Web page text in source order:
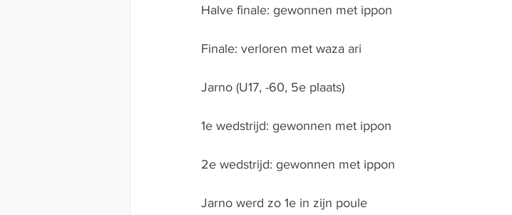
Halve finale: gewonnen met ippon
Finale: verloren met waza ari
Jarno (U17, -60, 5e plaats)
1e wedstrijd: gewonnen met ippon
2e wedstrijd: gewonnen met ippon
Jarno werd zo 1e in zijn poule